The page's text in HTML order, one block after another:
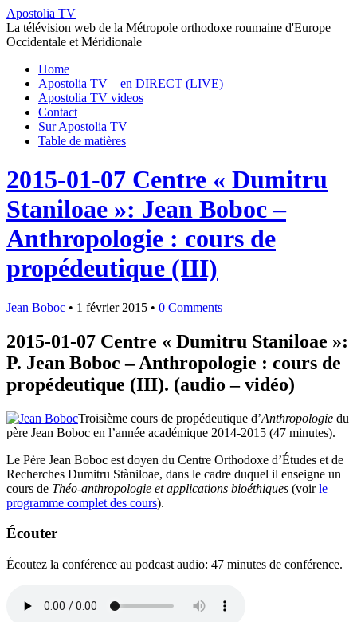
Apostolia TV
La télévision web de la Métropole orthodoxe roumaine d'Europe
Occidentale et Méridionale
Home
Apostolia TV – en DIRECT (LIVE)
Apostolia TV videos
Contact
Sur Apostolia TV
Table de matières
2015-01-07 Centre « Dumitru
Staniloae »: Jean Boboc –
Anthropologie : cours de
propédeutique (III)
Jean Boboc • 1 février 2015 • 0 Comments
2015-01-07 Centre « Dumitru Staniloae »:
P. Jean Boboc – Anthropologie : cours de
propédeutique (III). (audio – vidéo)
Troisième cours de propédeutique d’Anthropologie du
père Jean Boboc en l’année académique 2014-2015 (47 minutes).
Le Père Jean Boboc est doyen du Centre Orthodoxe d’Études et de
Recherches Dumitru Stàniloae, dans le cadre duquel il enseigne un
cours de Théo-anthropologie et applications bioéthiques (voirle
programme complet des cours).
Écouter
Écoutez la conférence au podcast audio: 47 minutes de conférence.